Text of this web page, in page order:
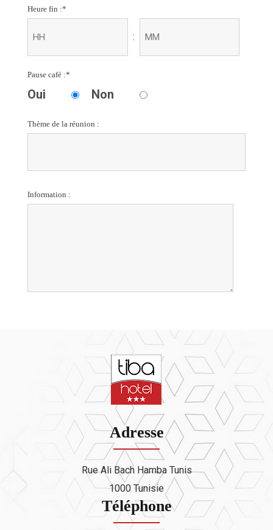
Heure fin :*
:
Pause café :*
Oui Non
Thème de la réunion :
Information :
Adresse
Rue Ali Bach Hamba Tunis
1000 Tunisie
Téléphone